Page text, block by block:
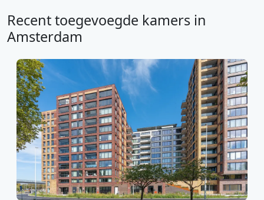
Recent toegevoegde kamers in
Amsterdam